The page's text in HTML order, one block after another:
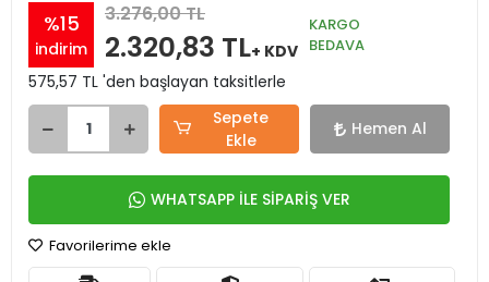
%15
indirim
3.276,00 TL
2.320,83 TL+ KDV
KARGO
BEDAVA
575,57 TL 'den başlayan taksitlerle
Sepete
Ekle
Hemen Al
WHATSAPP İLE SİPARİŞ VER
Favorilerime ekle